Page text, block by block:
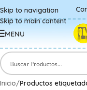
Skip to navigation
Skip to main content
MENU
Inicio/Productos